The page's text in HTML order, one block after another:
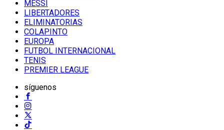
MESSI
LIBERTADORES
ELIMINATORIAS
COLAPINTO
EUROPA
FUTBOL INTERNACIONAL
TENIS
PREMIER LEAGUE
síguenos